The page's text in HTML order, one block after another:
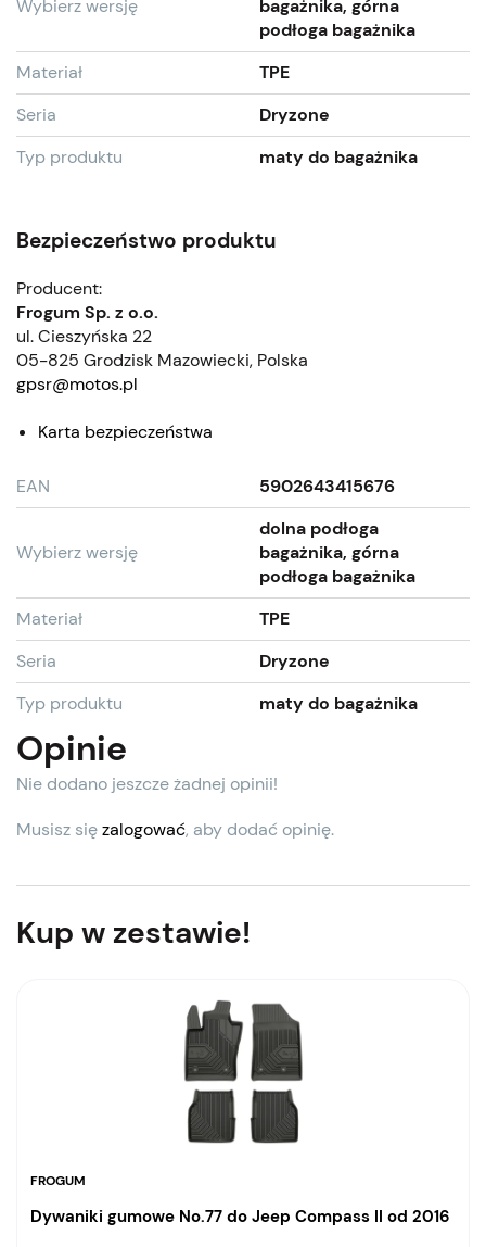
Wybierz wersję
bagażnika, górna
podłoga bagażnika
Materiał
TPE
Seria
Dryzone
Typ produktu
maty do bagażnika
Bezpieczeństwo produktu
Producent:
Frogum Sp. z o.o.
ul. Cieszyńska 22
05-825 Grodzisk Mazowiecki, Polska
gpsr@motos.pl
Karta bezpieczeństwa
EAN 5902643415676
Wybierz wersję
dolna podłoga
bagażnika, górna
podłoga bagażnika
Materiał
TPE
Seria
Dryzone
Typ produktu
maty do bagażnika
Opinie
Nie dodano jeszcze żadnej opinii!
Musisz sięzalogować, aby dodać opinię.
Kup w zestawie!
FROGUM
Dywaniki gumowe No.77 do Jeep Compass II od 2016